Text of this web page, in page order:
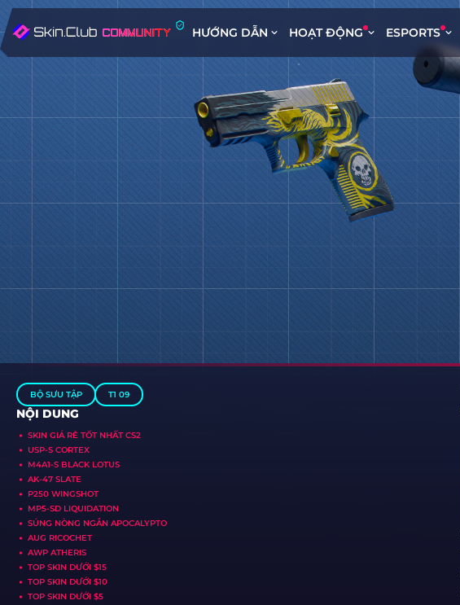
HƯỚNG DẪN HOẠT ĐỘNG ESPORTS
BỘ SƯU TẬP T1 09
NỘI DUNG
SKIN GIÁ RẺ TỐT NHẤT CS2
USP-S CORTEX
M4A1-S BLACK LOTUS
AK-47 SLATE
P250 WINGSHOT
MP5-SD LIQUIDATION
SÚNG NÒNG NGẮN APOCALYPTO
AUG RICOCHET
AWP ATHERIS
TOP SKIN DƯỚI $15
TOP SKIN DƯỚI $10
TOP SKIN DƯỚI $5